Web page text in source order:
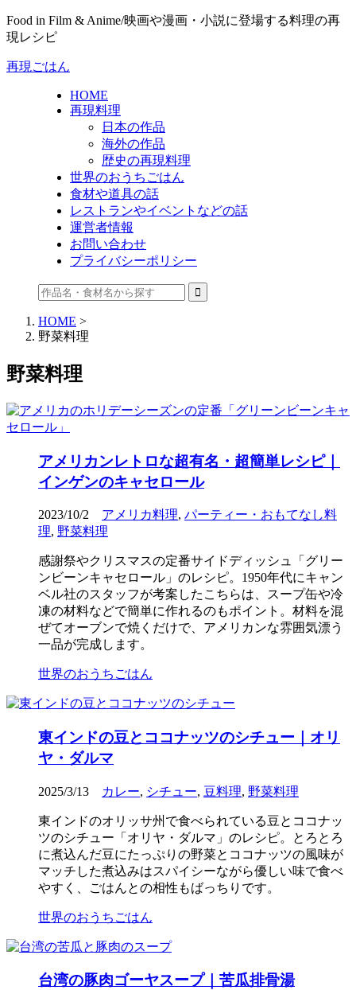
Food in Film & Anime/映画や漫画・小説に登場する料理の再
現レシピ
再現ごはん
HOME
再現料理
日本の作品
海外の作品
歴史の再現料理
世界のおうちごはん
食材や道具の話
レストランやイベントなどの話
運営者情報
お問い合わせ
プライバシーポリシー
HOME >
野菜料理
野菜料理
アメリカンレトロな超有名・超簡単レシピ｜
インゲンのキャセロール
2023/10/2 アメリカ料理, パーティー・おもてなし料
理, 野菜料理
感謝祭やクリスマスの定番サイドディッシュ「グリー
ンビーンキャセロール」のレシピ。1950年代にキャン
ベル社のスタッフが考案したこちらは、スープ缶や冷
凍の材料などで簡単に作れるのもポイント。材料を混
ぜてオーブンで焼くだけで、アメリカンな雰囲気漂う
一品が完成します。
世界のおうちごはん
東インドの豆とココナッツのシチュー｜オリ
ヤ・ダルマ
2025/3/13 カレー, シチュー, 豆料理, 野菜料理
東インドのオリッサ州で食べられている豆とココナッ
ツのシチュー「オリヤ・ダルマ」のレシピ。とろとろ
に煮込んだ豆にたっぷりの野菜とココナッツの風味が
マッチした煮込みはスパイシーながら優しい味で食べ
やすく、ごはんとの相性もばっちりです。
世界のおうちごはん
台湾の豚肉ゴーヤスープ｜苦瓜排骨湯